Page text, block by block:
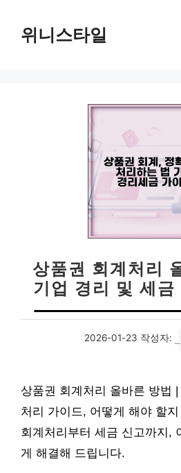
위니스타일
상품권 회계처리
기업 경리 및 세금
2026-01-23 작성자:
상품권 회계처리 올바른 방법
처리 가이드, 어떻게 해야 할
회계처리부터 세금 신고까지,
게 해결해 드립니다.